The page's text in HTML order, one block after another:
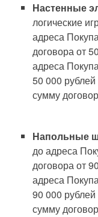
Настенные
логические
адреса
договора от
адреса
50 000
сумму
Напольные
до адреса
договора от
адреса
90 000
сумму